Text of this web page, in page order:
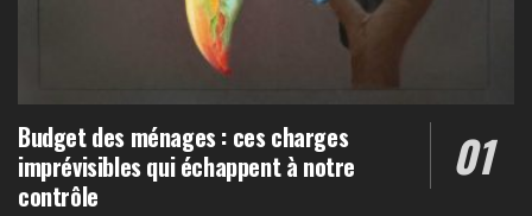
Budget des ménages : ces charges
imprévisibles qui échappent à notre
contrôle